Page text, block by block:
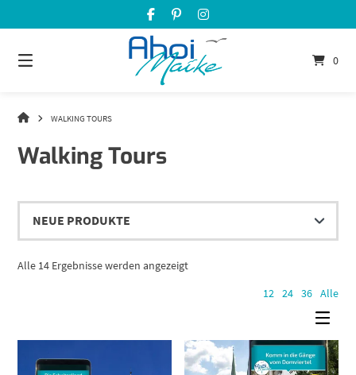
0
WALKING TOURS
Walking Tours
Alle 14 Ergebnisse werden angezeigtNach
12 24 36 Alle